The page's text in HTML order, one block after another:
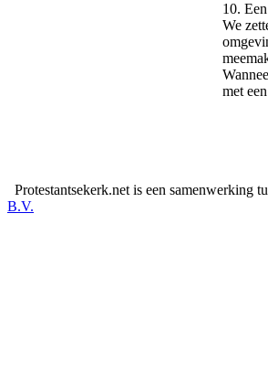
10.
We
met
Protestantsekerk.net is een samenwerking
B.V.